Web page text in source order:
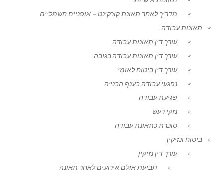
מדריך לאחר תאונת קורקינט – אופניים חשמליים
תאונות עבודה
עורך דין תאונות עבודה
עורך דין תאונות עבודה בגובה
עורך דין ביטוח לאומי
נפגעי עבודה בענף הבנייה
פגיעת עבודה
נזקי רעש
סוכרת כתאונת עבודה
ביטוח ונזיקין
עורך דין נזיקין
תביעת אולם אירועים לאחר תאונה